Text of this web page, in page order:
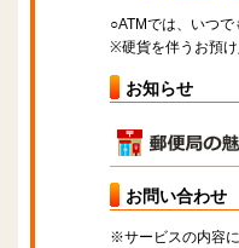
○ATMでは、いつ
※硬貨を伴うお預
お知らせ
お問い合わせ
※サービスの内容